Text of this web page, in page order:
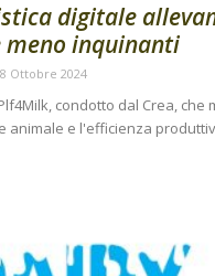
digitale
inquinanti
Ottobre 2024
condotto dal Crea, che
animale e l'efficienza